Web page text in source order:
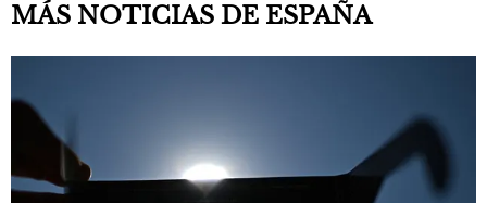
MÁS NOTICIAS DE ESPAÑA